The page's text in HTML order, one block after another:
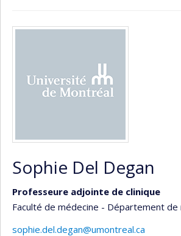
Sophie Del Degan
Professeure adjointe de clinique
Faculté de médecine - Département de
sophie.del.degan@umontreal.ca